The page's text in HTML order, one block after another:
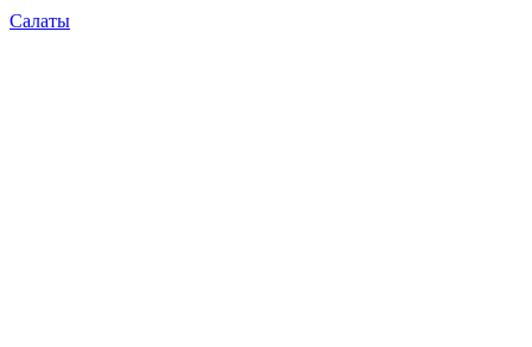
Салаты